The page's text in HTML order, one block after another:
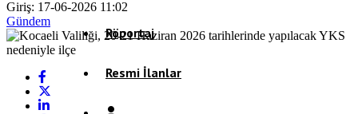
Röportaj
Resmi İlanlar
Giriş: 17-06-2026 11:02
Gündem